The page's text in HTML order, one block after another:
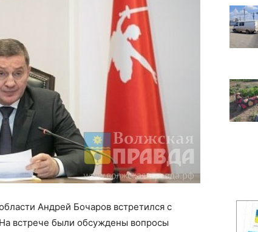
Андрей Бочаров встретился с
встрече были обсуждены вопросы